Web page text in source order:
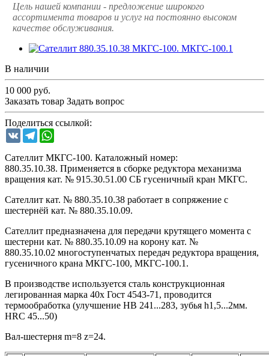
Цель нашей компании - предложение широкого
ассортимента товаров и услуг на постоянно высоком
качестве обслуживания.
В наличии
10 000 руб.
Заказать товар Задать вопрос
Поделиться ссылкой:
VK Telegram
Сателлит МКГС-100. Каталожный номер:
880.35.10.38. Применяется в сборке редуктора механизма
вращения кат. № 915.30.51.00 СБ гусеничный кран МКГС.
Сателлит кат. № 880.35.10.38 работает в сопряжение с
шестернёй кат. № 880.35.10.09.
Сателлит предназначена для передачи крутящего момента с
шестерни кат. № 880.35.10.09 на корону кат. №
880.35.10.02 многоступенчатых передач редуктора вращения,
гусеничного крана МКГС-100, МКГС-100.1.
В производстве используется сталь конструкционная
легированная марка 40х Гост 4543-71, проводится
термообработка (улучшение HB 241...283, зубья h1,5...2мм.
HRC 45...50)
Вал-шестерня m=8 z=24.